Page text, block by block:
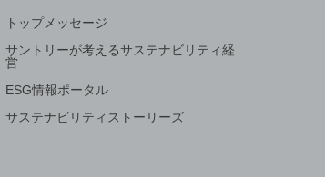
トップメッセージ
サントリーが考えるサステナビリティ経
営
ESG情報ポータル
サステナビリティストーリーズ